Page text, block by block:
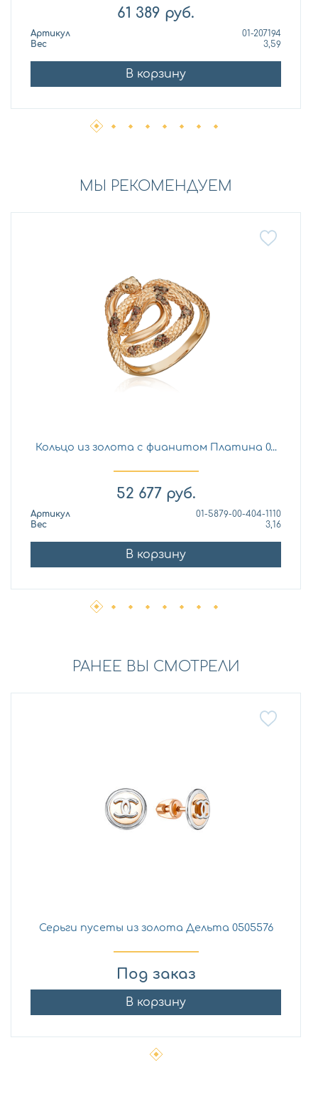
61 389 руб.
Артикул
01-207194
Вес
3,59
В корзину
МЫ РЕКОМЕНДУЕМ
Кольцо из золота с фианитом Платина 0...
52 677 руб.
Артикул
01-5879-00-404-1110
Вес
3,16
В корзину
РАНЕЕ ВЫ СМОТРЕЛИ
Серьги пусеты из золота Дельта 0505576
Под заказ
В корзину